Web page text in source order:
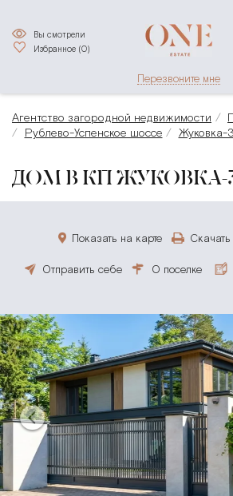
Избранное (0)
Вы смотрели
Перезвоните мне
Агентство загородной недвижимости
Рублево-Успенское шоссе
Жуковка-3
ДОМ В КП ЖУКОВКА-
Показать на карте
Отправить себе О поселке